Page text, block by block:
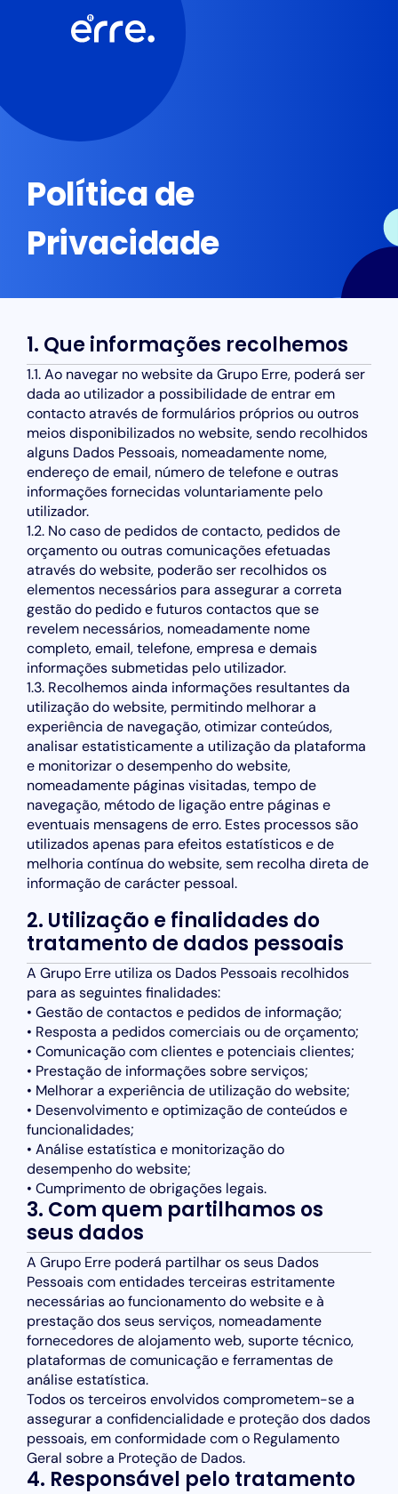
Política de
Privacidade
1. Que informações recolhemos
1.1. Ao navegar no website da Grupo Erre, poderá ser
dada ao utilizador a possibilidade de entrar em
contacto através de formulários próprios ou outros
meios disponibilizados no website, sendo recolhidos
alguns Dados Pessoais, nomeadamente nome,
endereço de email, número de telefone e outras
informações fornecidas voluntariamente pelo
utilizador.
1.2. No caso de pedidos de contacto, pedidos de
orçamento ou outras comunicações efetuadas
através do website, poderão ser recolhidos os
elementos necessários para assegurar a correta
gestão do pedido e futuros contactos que se
revelem necessários, nomeadamente nome
completo, email, telefone, empresa e demais
informações submetidas pelo utilizador.
1.3. Recolhemos ainda informações resultantes da
utilização do website, permitindo melhorar a
experiência de navegação, otimizar conteúdos,
analisar estatisticamente a utilização da plataforma
e monitorizar o desempenho do website,
nomeadamente páginas visitadas, tempo de
navegação, método de ligação entre páginas e
eventuais mensagens de erro. Estes processos são
utilizados apenas para efeitos estatísticos e de
melhoria contínua do website, sem recolha direta de
informação de carácter pessoal.
2. Utilização e finalidades do
tratamento de dados pessoais
A Grupo Erre utiliza os Dados Pessoais recolhidos
para as seguintes finalidades:
• Gestão de contactos e pedidos de informação;
• Resposta a pedidos comerciais ou de orçamento;
• Comunicação com clientes e potenciais clientes;
• Prestação de informações sobre serviços;
• Melhorar a experiência de utilização do website;
• Desenvolvimento e optimização de conteúdos e
funcionalidades;
• Análise estatística e monitorização do
desempenho do website;
• Cumprimento de obrigações legais.
3. Com quem partilhamos os
seus dados
A Grupo Erre poderá partilhar os seus Dados
Pessoais com entidades terceiras estritamente
necessárias ao funcionamento do website e à
prestação dos seus serviços, nomeadamente
fornecedores de alojamento web, suporte técnico,
plataformas de comunicação e ferramentas de
análise estatística.
Todos os terceiros envolvidos comprometem-se a
assegurar a confidencialidade e proteção dos dados
pessoais, em conformidade com o Regulamento
Geral sobre a Proteção de Dados.
4. Responsável pelo tratamento